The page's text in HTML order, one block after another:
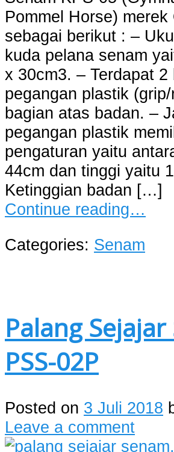
Pommel Horse) merek
sebagai berikut : –
kuda pelana senam
x 30cm3. – Terdapat 2
pegangan plastik
bagian atas badan. –
pegangan plastik
pengaturan yaitu
44cm dan tinggi yaitu
Ketinggian badan […]
Continue reading…
Categories: Senam
Palang
PSS-02P
Posted on 3 Juli 2018
Leave a comment